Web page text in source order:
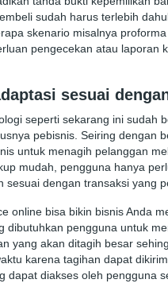
sudah harus terlebih
skenario misalnya
pengecekan atau laporan
sesuai
seperti sekarang ini sudah
pebisnis. Seiring dengan
untuk menagih pelanggan
mudah, pengguna hanya
sesuai dengan transaksi yang
online bisa bikin bisnis Anda
dibutuhkan pengguna untuk
yang akan ditagih besar
karena tagihan dapat
dapat diakses oleh pengguna